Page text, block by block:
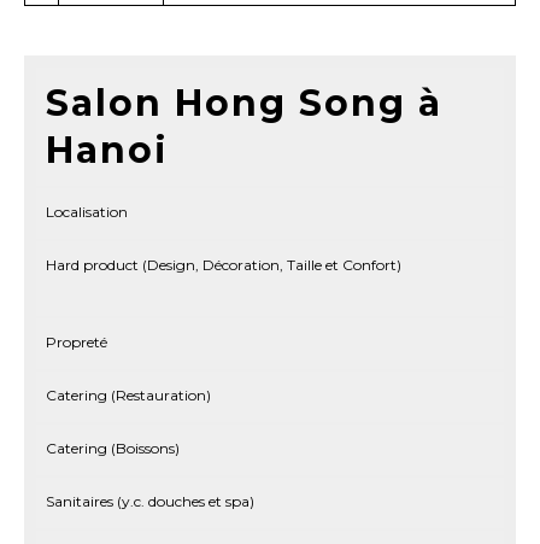
Salon Hong Song à
Hanoi
Localisation
Hard product (Design, Décoration, Taille et Confort)
Propreté
Catering (Restauration)
Catering (Boissons)
Sanitaires (y.c. douches et spa)